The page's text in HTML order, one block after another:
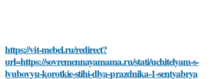
https://vit-mebel.ru/redirect?
url=https://sovremennayamama.ru/stati/uchitelyam-s-
lyubovyu-korotkie-stihi-dlya-prazdnika-1-sentyabrya